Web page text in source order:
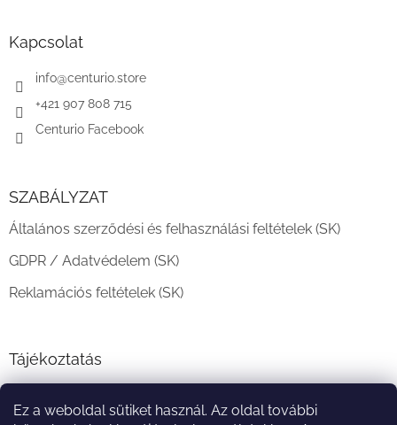
Ez a weboldal sütiket használ. Az oldal további
Kapcsolat
info@centurio.store
+421 907 808 715
Centurio Facebook
SZABÁLYZAT
Általános szerződési és felhasználási feltételek (SK)
GDPR / Adatvédelem (SK)
Reklamációs feltételek (SK)
Tájékoztatás